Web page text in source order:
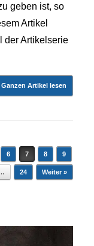
geben ist, so
Artikel
der Artikelserie
Ganzen Artikel lesen
6 7 8 9
24 Weiter »